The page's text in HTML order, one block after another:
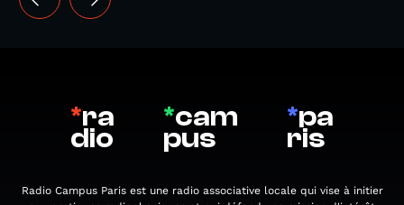
*ra
dio
*cam
pus
*pa
ris
Radio Campus Paris est une radio associative locale qui vise à initier